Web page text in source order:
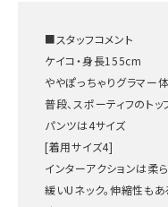
■スタッフコメント
ケイコ・身長155cm
ややぽっちゃりグラマー
普段、スポーティフのト
パンツは4サイズ
[着用サイズ4]
インターアクションは柔
緩いUネック。伸縮性も